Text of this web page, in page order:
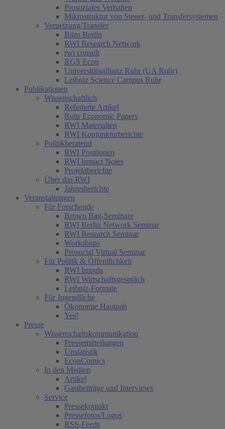
Prosoziales Verhalten
Mikrostruktur von Steuer- und Transfersystemen
Vernetzung/Transfer
Büro Berlin
RWI Research Network
rwi consult
RGS Econ
Universitätsallianz Ruhr (UA Ruhr)
Leibniz Science Campus Ruhr
Publikationen
Wissenschaftlich
Referierte Artikel
Ruhr Economic Papers
RWI Materialien
RWI Konjunkturberichte
Politikberatend
RWI Positionen
RWI Impact Notes
Projektberichte
Über das RWI
Jahresberichte
Veranstaltungen
Für Forschende
Brown Bag-Seminare
RWI Berlin Network Seminar
RWI Research Seminar
Workshops
Prosocial Virtual Seminar
Für Politik & Öffentlichkeit
RWI Impuls
RWI Wirtschaftsgespräch
Leibniz-Formate
Für Jugendliche
Ökonomie Hautnah
Yes!
Presse
Wissenschaftskommunikation
Pressemitteilungen
Unstatistik
EconComics
In den Medien
Artikel
Gastbeiträge und Interviews
Service
Pressekontakt
Pressefotos/Logos
RSS-Feeds